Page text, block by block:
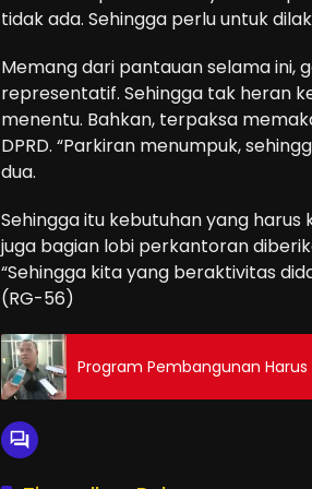
tidak ada. Sehingga perlu untuk
Memang dari pantauan selama ini,
representatif. Sehingga tak heran
menentu. Bahkan, terpaksa
DPRD. “Parkiran menumpuk,
dua.
Sehingga itu kebutuhan yang harus
juga bagian lobi perkantoran
“Sehingga kita yang beraktivitas
(RG-56)
Program Pembangunan